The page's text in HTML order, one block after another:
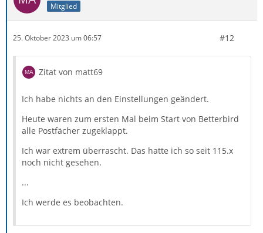
Mitglied
25. Oktober 2023 um 06:57 #12
Zitat von matt69
Ich habe nichts an den Einstellungen geändert.
Heute waren zum ersten Mal beim Start von Betterbird
alle Postfächer zugeklappt.
Ich war extrem überrascht. Das hatte ich so seit 115.x
noch nicht gesehen.
...
Ich werde es beobachten.